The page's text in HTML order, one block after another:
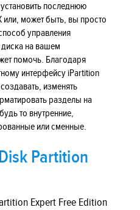
последнюю
или, может быть, вы просто
управления
на вашем
помочь. Благодаря
интерфейсу iPartition
изменять
разделы на
то внутренние,
или сменные.
Partition
Expert Free Edition